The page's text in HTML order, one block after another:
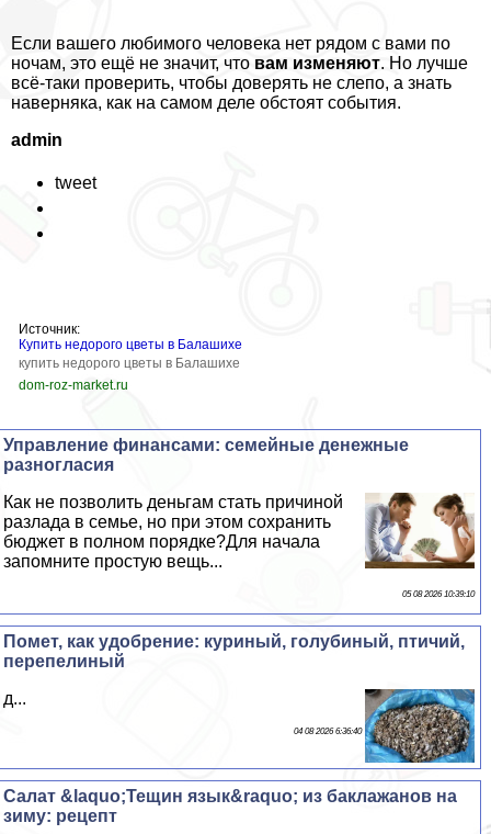
Источник:
Купить недорого цветы в Балашихе
купить недорого цветы в Балашихе
dom-roz-market.ru
Если вашего любимого человека нет рядом с вами по
ночам, это ещё не значит, что вам изменяют. Но лучше
всё-таки проверить, чтобы доверять не слепо, а знать
наверняка, как на самом деле обстоят события.
admin
tweet
Управление финансами: семейные денежные
разногласия
Как не позволить деньгам стать причиной
разлада в семье, но при этом сохранить
бюджет в полном порядке?Для начала
запомните простую вещь...
05 08 2026 10:39:10
Помет, как удобрение: куриный, гoлyбиный, птичий,
перепелиный
д...
04 08 2026 6:36:40
Салат &laquo;Тещин язык&raquo; из баклажанов на
зиму: рецепт